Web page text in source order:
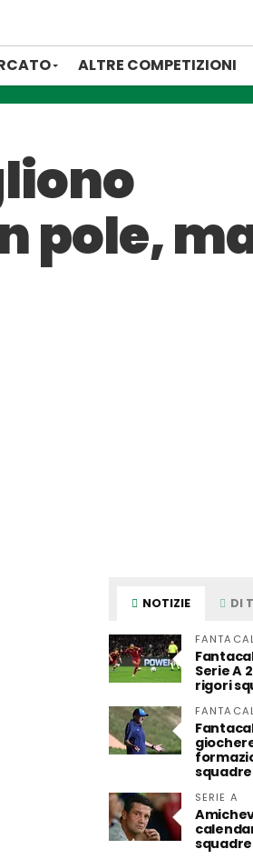
ALTRE COMPETIZIONI
pole,
NOTIZIE DI
Serie A
rigori
SERIE A
squadre